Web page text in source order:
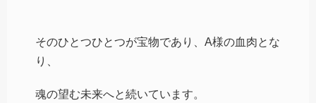
そのひとつひとつが宝物であり、A様の血肉とな
り、
魂の望む未来へと続いています。